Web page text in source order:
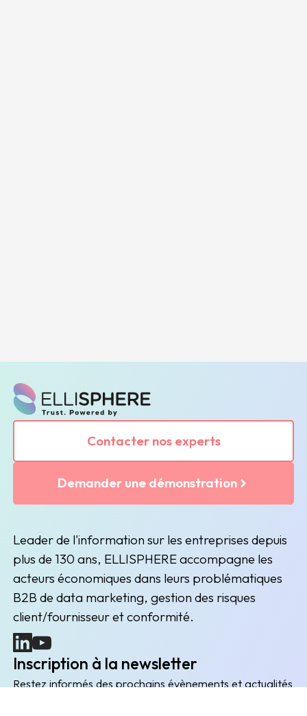
Contacter nos experts
Demander une démonstration
Leader de l'information sur les entreprises depuis
plus de 130 ans, ELLISPHERE accompagne les
acteurs économiques dans leurs problématiques
B2B de data marketing, gestion des risques
client/fournisseur et conformité.
(nouvelle fenêtre)
(nouvelle fenêtre)
Inscription à la newsletter
Restez informés des prochains évènements et actualités